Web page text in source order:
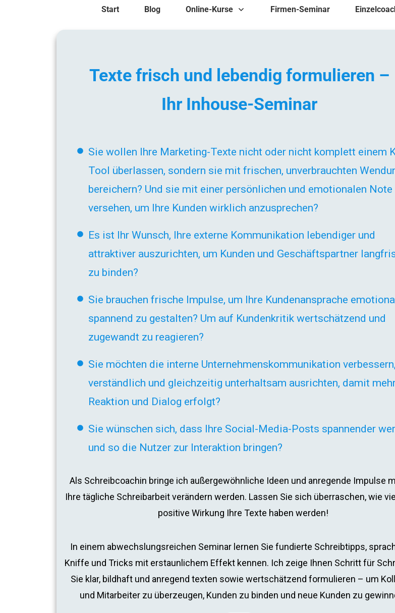
Start Blog Online-Kurse Firmen-Seminar
Texte frisch und lebendig formulieren –
Ihr Inhouse-Seminar
Sie wollen Ihre Marketing-Texte nicht oder nicht komplett einem
Tool überlassen, sondern sie mit frischen, unverbrauchten
bereichern? Und sie mit einer persönlichen und emotionalen Note
versehen, um Ihre Kunden wirklich anzusprechen?
Es ist Ihr Wunsch, Ihre externe Kommunikation lebendiger und
attraktiver auszurichten, um Kunden und Geschäftspartner
zu binden?
Sie brauchen frische Impulse, um Ihre Kundenansprache
spannend zu gestalten? Um auf Kundenkritik wertschätzend und
zugewandt zu reagieren?
Sie möchten die interne Unternehmenskommunikation
verständlich und gleichzeitig unterhaltsam ausrichten, damit
Reaktion und Dialog erfolgt?
Sie wünschen sich, dass Ihre Social-Media-Posts spannender
und so die Nutzer zur Interaktion bringen?
Als Schreibcoachin bringe ich außergewöhnliche Ideen und anregende Impulse
Ihre tägliche Schreibarbeit verändern werden. Lassen Sie sich überraschen, wie
positive Wirkung Ihre Texte haben werden!
In einem abwechslungsreichen Seminar lernen Sie fundierte Schreibtipps,
Kniffe und Tricks mit erstaunlichem Effekt kennen. Ich zeige Ihnen Schritt für
Sie klar, bildhaft und anregend texten sowie wertschätzend formulieren – um
und Mitarbeiter zu überzeugen, Kunden zu binden und neue Kunden zu